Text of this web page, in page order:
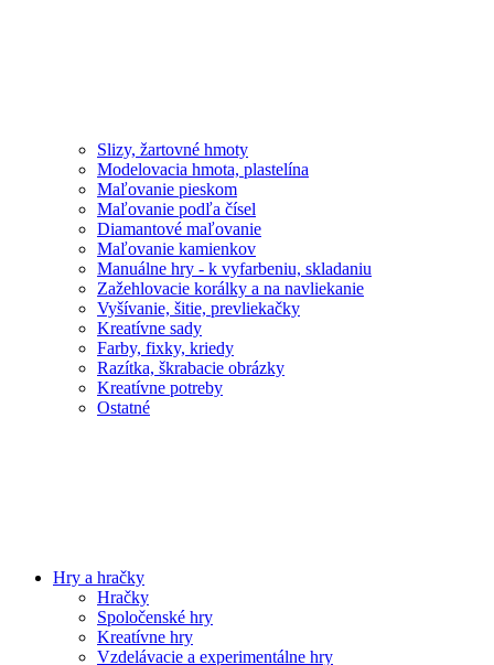
Slizy, žartovné hmoty
Modelovacia hmota, plastelína
Maľovanie pieskom
Maľovanie podľa čísel
Diamantové maľovanie
Maľovanie kamienkov
Manuálne hry - k vyfarbeniu, skladaniu
Zažehlovacie korálky a na navliekanie
Vyšívanie, šitie, prevliekačky
Kreatívne sady
Farby, fixky, kriedy
Razítka, škrabacie obrázky
Kreatívne potreby
Ostatné
Hry a hračky
Hračky
Spoločenské hry
Kreatívne hry
Vzdelávacie a experimentálne hry